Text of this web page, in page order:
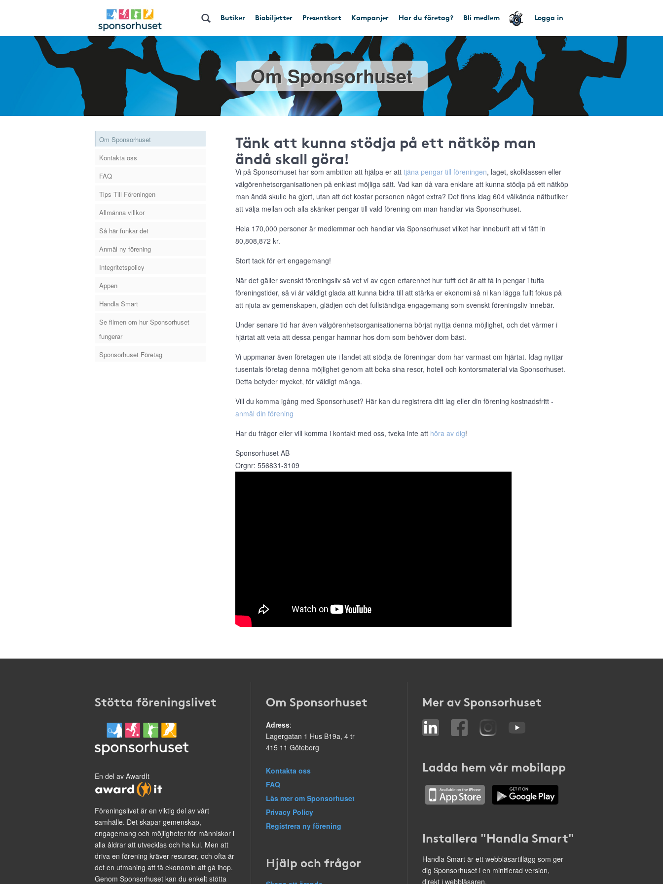
Butiker Biobiljetter Presentkort Kampanjer Har du företag? Bli medlem Logga in
Om Sponsorhuset
Om Sponsorhuset
Kontakta oss
FAQ
Tips Till Föreningen
Allmänna villkor
Så här funkar det
Anmäl ny förening
Integritetspolicy
Appen
Handla Smart
Se filmen om hur Sponsorhuset
fungerar
Sponsorhuset Företag
Tänk att kunna stödja på ett nätköp man
ändå skall göra!
Vi på Sponsorhuset har som ambition att hjälpa er att tjäna pengar till föreningen, laget, skolklassen eller
välgörenhetsorganisationen på enklast möjliga sätt. Vad kan då vara enklare att kunna stödja på ett nätköp
man ändå skulle ha gjort, utan att det kostar personen något extra? Det finns idag 604 välkända nätbutiker
att välja mellan och alla skänker pengar till vald förening om man handlar via Sponsorhuset.
Hela 170,000 personer är medlemmar och handlar via Sponsorhuset vilket har inneburit att vi fått in
80,808,872 kr.
Stort tack för ert engagemang!
När det gäller svenskt föreningsliv så vet vi av egen erfarenhet hur tufft det är att få in pengar i tuffa
föreningstider, så vi är väldigt glada att kunna bidra till att stärka er ekonomi så ni kan lägga fullt fokus på
att njuta av gemenskapen, glädjen och det fullständiga engagemang som svenskt föreningsliv innebär.
Under senare tid har även välgörenhetsorganisationerna börjat nyttja denna möjlighet, och det värmer i
hjärtat att veta att dessa pengar hamnar hos dom som behöver dom bäst.
Vi uppmanar även företagen ute i landet att stödja de föreningar dom har varmast om hjärtat. Idag nyttjar
tusentals företag denna möjlighet genom att boka sina resor, hotell och kontorsmaterial via Sponsorhuset.
Detta betyder mycket, för väldigt många.
Vill du komma igång med Sponsorhuset? Här kan du registrera ditt lag eller din förening kostnadsfritt -
anmäl din förening
Har du frågor eller vill komma i kontakt med oss, tveka inte att höra av dig!
Sponsorhuset AB
Orgnr: 556831-3109
Stötta föreningslivet
En del av AwardIt
Föreningslivet är en viktig del av vårt
samhälle. Det skapar gemenskap,
engagemang och möjligheter för människor i
alla åldrar att utvecklas och ha kul. Men att
driva en förening kräver resurser, och ofta är
det en utmaning att få ekonomin att gå ihop.
Genom Sponsorhuset kan du enkelt stötta
Om Sponsorhuset
Adress:
Lagergatan 1 Hus B19a, 4 tr
415 11 Göteborg
Kontakta oss
FAQ
Läs mer om Sponsorhuset
Privacy Policy
Registrera ny förening
Hjälp och frågor
Mer av Sponsorhuset
Ladda hem vår mobilapp
Installera "Handla Smart"
Handla Smart är ett webbläsartillägg som ger
dig Sponsorhuset i en minifierad version,
direkt i webbläsaren.